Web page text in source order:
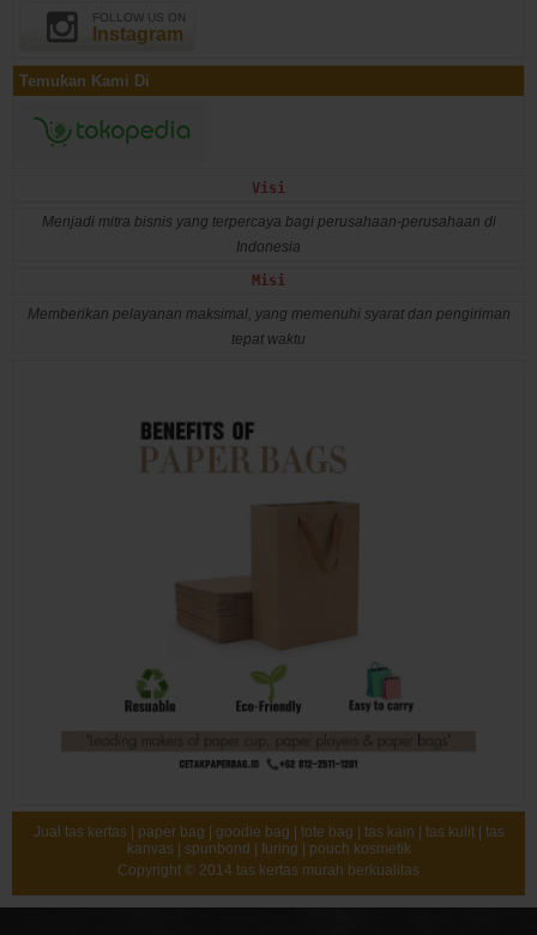
FOLLOW US ON
Instagram
Temukan Kami Di
Visi
Menjadi mitra bisnis yang terpercaya bagi perusahaan-perusahaan di
Indonesia
Misi
Memberikan pelayanan maksimal, yang memenuhi syarat dan pengiriman
tepat waktu
Jual tas kertas | paper bag | goodie bag | tote bag | tas kain | tas kulit | tas
kanvas | spunbond | furing | pouch kosmetik
Copyright © 2014 tas kertas murah berkualitas